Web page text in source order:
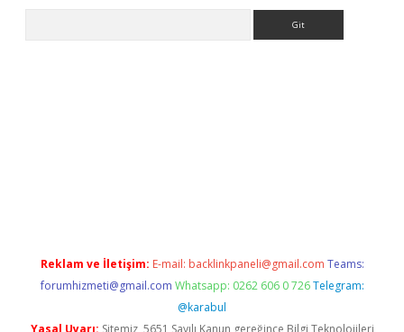
Reklam ve İletişim: E-mail: backlinkpaneli@gmail.com Teams:
forumhizmeti@gmail.com Whatsapp: 0262 606 0 726 Telegram:
@karabul
Yasal Uyarı: Sitemiz, 5651 Sayılı Kanun gereğince Bilgi Teknolojileri